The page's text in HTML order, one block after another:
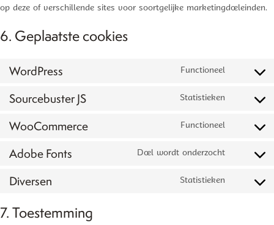
op deze of verschillende sites voor soortgelijke marketingdoeleinden.
6. Geplaatste cookies
WordPress Functioneel
Consent
Sourcebuster JS Statistieken
Consent
WooCommerce Functioneel
Consent
Adobe Fonts Doel wordt onderzocht
Consent
Diversen Statistieken
Consent
7. Toestemming